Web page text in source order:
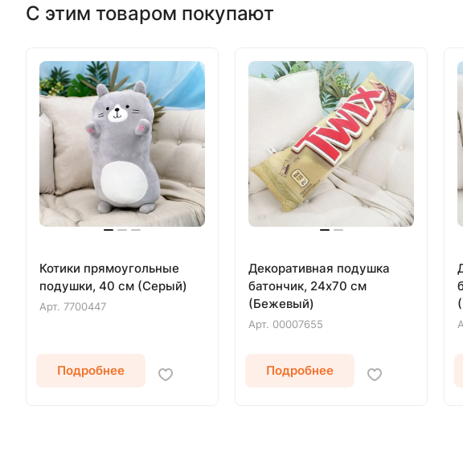
С этим товаром покупают
Котики прямоугольные
подушки, 40 см (Серый)
Арт. 7700447
Подробнее
Декоративная подушка
батончик, 24х70 см
(Бежевый)
Арт. 00007655
Подробнее